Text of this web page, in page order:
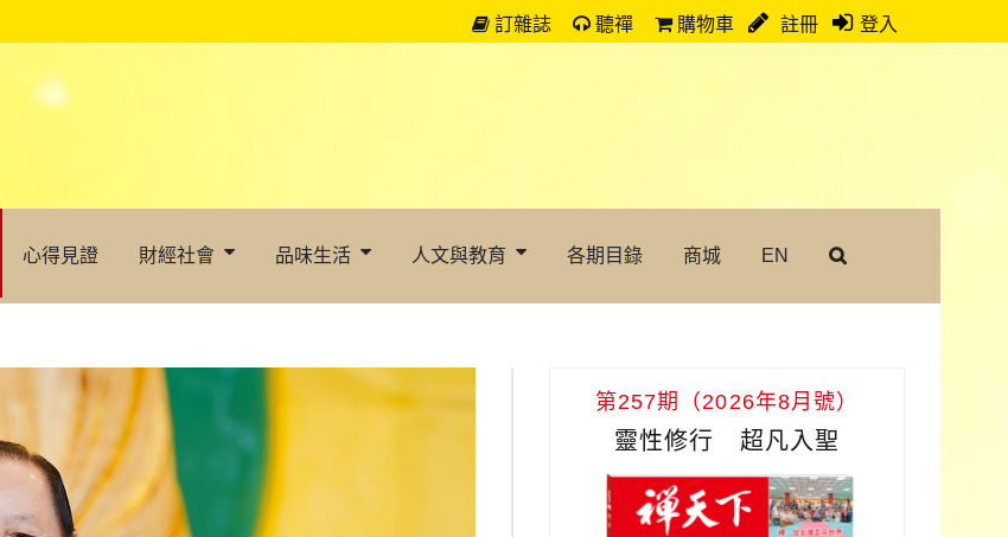
訂雜誌 聽禪 購物車 註冊 登入
心得見證 財經社會 品味生活 人文與教育 各期目錄 商城 EN
第257期（2026年8月號）
靈性修行 超凡入聖